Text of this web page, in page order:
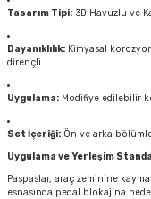
Tasarım Tipi: 3D Havuzlu ve
Dayanıklılık: Kimyasal
dirençli
Uygulama: Modifiye edilebilir
Set İçeriği: Ön ve arka
Uygulama ve Yerleşim
Paspaslar, araç zeminine
esnasında pedal blokajına